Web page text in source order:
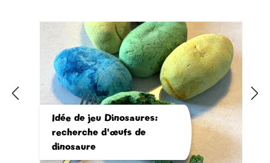
Idée de jeu Dinosaures:
recherche d'œufs de
dinosaure